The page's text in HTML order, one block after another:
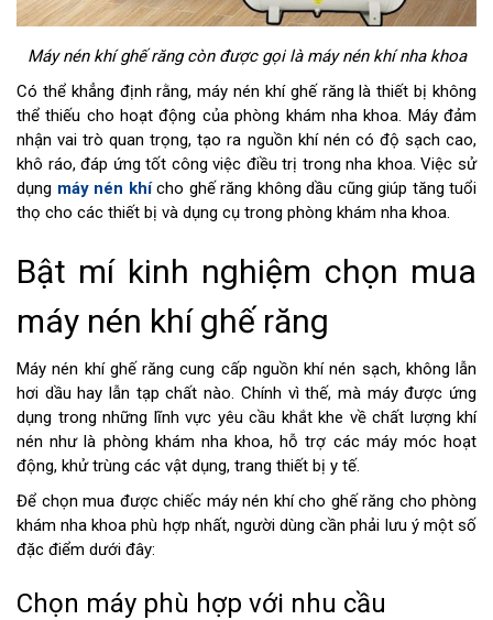
Máy nén khí ghế răng còn được gọi là máy nén khí nha khoa
Có thể khẳng định rằng, máy nén khí ghế răng là thiết bị không
thể thiếu cho hoạt động của phòng khám nha khoa. Máy đảm
nhận vai trò quan trọng, tạo ra nguồn khí nén có độ sạch cao,
khô ráo, đáp ứng tốt công việc điều trị trong nha khoa. Việc sử
dụng máy nén khícho ghế răng không dầu cũng giúp tăng tuổi
thọ cho các thiết bị và dụng cụ trong phòng khám nha khoa.
Bật mí kinh nghiệm chọn mua
máy nén khí ghế răng
Máy nén khí ghế răng cung cấp nguồn khí nén sạch, không lẫn
hơi dầu hay lẫn tạp chất nào. Chính vì thế, mà máy được ứng
dụng trong những lĩnh vực yêu cầu khắt khe về chất lượng khí
nén như là phòng khám nha khoa, hỗ trợ các máy móc hoạt
động, khử trùng các vật dụng, trang thiết bị y tế.
Để chọn mua được chiếc máy nén khí cho ghế răng cho phòng
khám nha khoa phù hợp nhất, người dùng cần phải lưu ý một số
đặc điểm dưới đây:
Chọn máy phù hợp với nhu cầu